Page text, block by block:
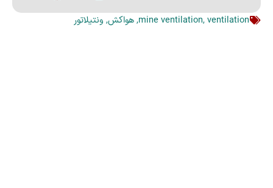
mine ventilation,ventilation
,هواکش, ونتیلاتور